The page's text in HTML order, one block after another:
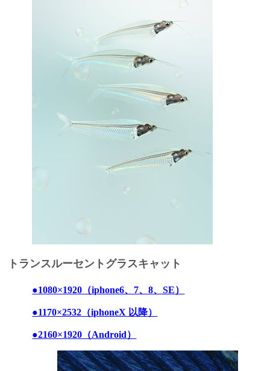
トランスルーセントグラスキャット
●1080×1920（iphone6、7、8、SE）
●1170×2532（iphoneX 以降）
●2160×1920（Android）